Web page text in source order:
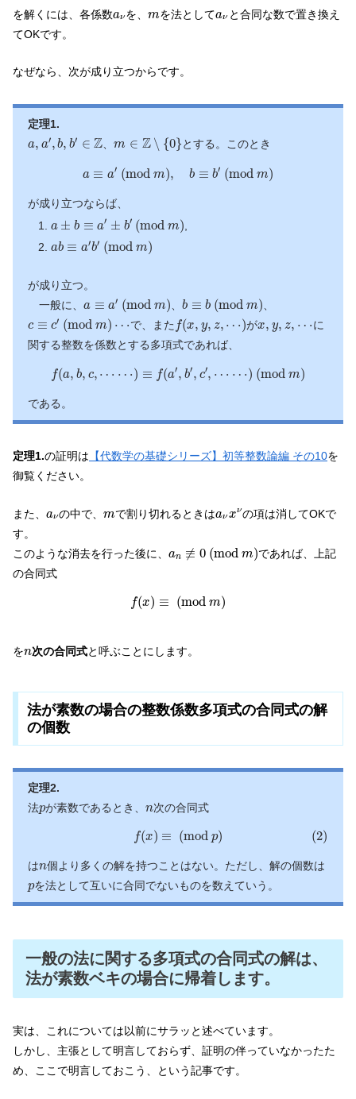
を解くには、各係数aν
aνを、m
mを法としてaν
aνと合同な数で置き換え
てOKです。
なぜなら、次が成り立つからです。
定理1.
a, a′, b, b′ ∈ Z
, b, b′ ∈ 、m ∈ Z ∖ {0}
∈Z∖ { } とする。このとき
a ≡ a′ (mod m), b ≡ b′ (mod m)
a od m ≡ (m o m
が成り立つならば、
a ± b ≡ a′ ± b′ (mod m)
b ≡ ′ mo d
ab ≡ a′b′ (mod m)
b b′ ( m m
が成り立つ。
一般に、 a ≡ a′ (mod m)
(m m 、b ≡ b (mod m)
b m
c ≡ c′ (mod m) ⋯
( m m ⋯ で、また f(x, y, z, ⋯)
(x がx, y, z, ⋯
x y, z,⋯
に
関する整数を係数とする多項式であれば、
f(a, b, c, ⋯ ⋯) ≡ f(a′, b′, c′, ⋯ ⋯) (mod m)
(a ⋯ (a′ b ,c ⋯ m od )
である。
定理1.の証明は 【代数学の基礎シリーズ】初等整数論編 その10を
御覧ください。
また、 aν
a νの中で、m
mで割り切れるときはaνxν
a xνの項は消してOKで
す。
このような消去を行った後に、 an ≢ 0 (mod m)
≢ 0 (m d )であれば、上記
の合同式
f(x) ≡ (mod m)
f( x) m m
をn
n次の合同式と呼ぶことにします。
法が素数の場合の整数係数多項式の合同式の解
の個数
定理2.
法p
pが素数であるとき、 n
n次の合同式
f(x) ≡ (mod p) (2)
(2) (x ( d p
はn
n個より多くの解を持つことはない。ただし、解の個数は
p
pを法として互いに合同でないものを数えていう。
一般の法に関する多項式の合同式の解は、
法が素数ベキの場合に帰着します。
実は、これについては以前にサラッと述べています。
しかし、主張として明言しておらず、証明の伴っていなかったた
め、ここで明言しておこう、という記事です。